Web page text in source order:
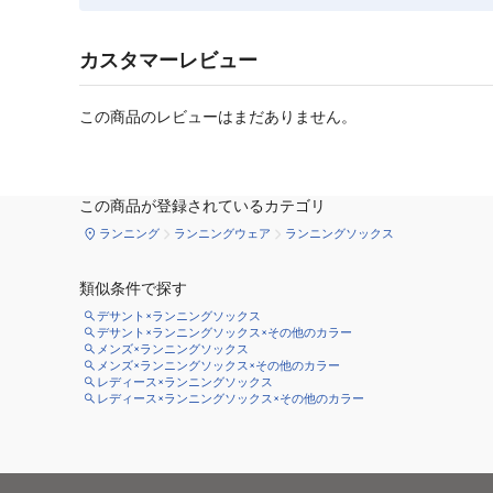
カスタマーレビュー
この商品のレビューはまだありません。
この商品が登録されているカテゴリ
ランニング ランニングウェア ランニングソックス
類似条件で探す
デサント×ランニングソックス
デサント×ランニングソックス×その他のカラー
メンズ×ランニングソックス
メンズ×ランニングソックス×その他のカラー
レディース×ランニングソックス
レディース×ランニングソックス×その他のカラー